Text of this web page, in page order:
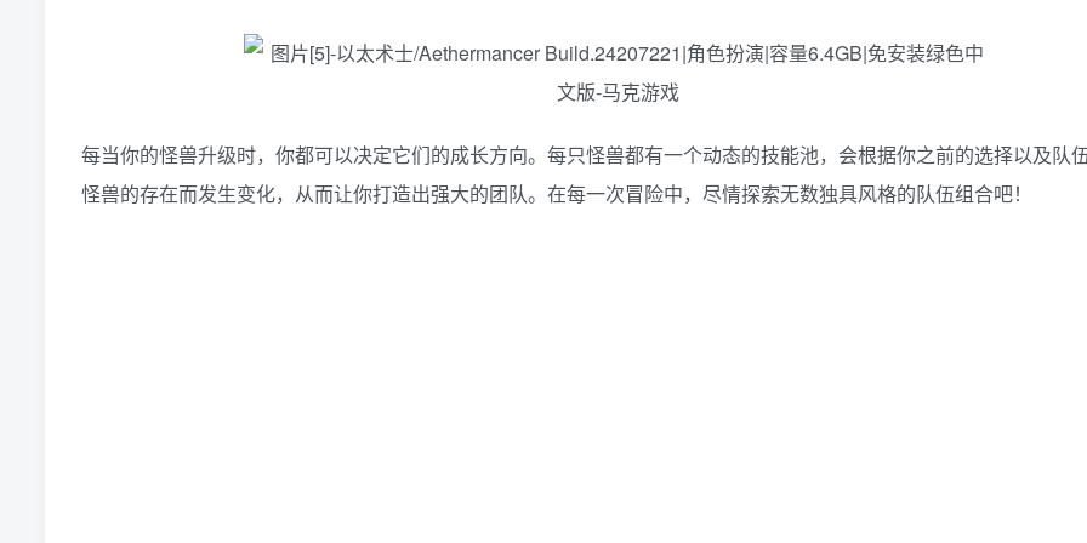
每当你的怪兽升级时，你都可以决定它们的成长方向。每只怪兽都有一个动态的技能池，会根据你之前的选择以及队
怪兽的存在而发生变化，从而让你打造出强大的团队。在每一次冒险中，尽情探索无数独具风格的队伍组合吧！